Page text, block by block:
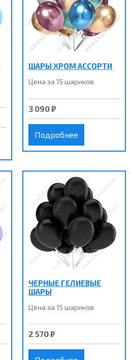
ШАРЫ ХРОМ АССОРТИ
Цена за 15 шариков
3 090 ₽
Подробнее
ЧЕРНЫЕ ГЕЛИЕВЫЕ
ШАРЫ
Цена за 15 шариков
2 570 ₽